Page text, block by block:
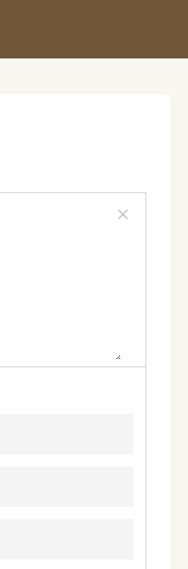
close